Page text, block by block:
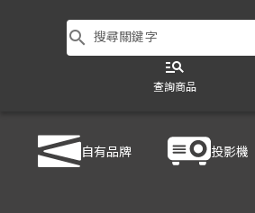
search 搜尋關鍵字
manage_search
查詢商品
自有品牌 投影機
音響設備